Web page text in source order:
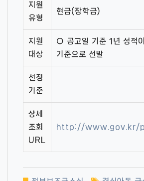
지원
유형
현금(장학금)
지원
대상
○ 공고일 기준 1년 성적
기준으로 선발
선정
기준
상세
조회
URL
http://www.gov.kr/